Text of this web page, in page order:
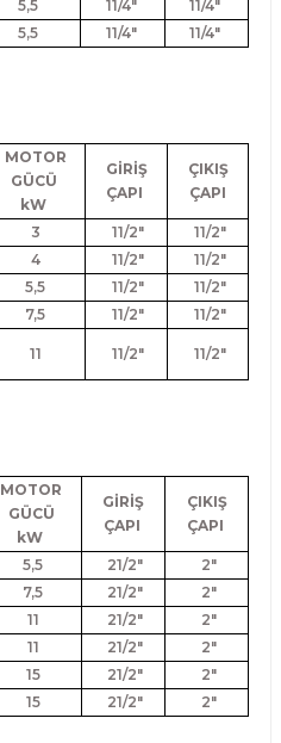
5,5 11/4"
11/4"
5,5 11/4" 11/4"
MOTOR
GÜCÜ
kW
GİRİŞ
ÇAPI
ÇIKIŞ
ÇAPI
3 11/2"
11/2"
4 11/2"
11/2"
5,5 11/2"
11/2"
7,5 11/2"
11/2"
11 11/2" 11/2"
MOTOR
GÜCÜ
kW
GİRİŞ
ÇAPI
ÇIKIŞ
ÇAPI
5,5 21/2"
2"
7,5 21/2"
2"
11 21/2"
2"
11 21/2"
2"
15 21/2"
2"
15 21/2" 2"